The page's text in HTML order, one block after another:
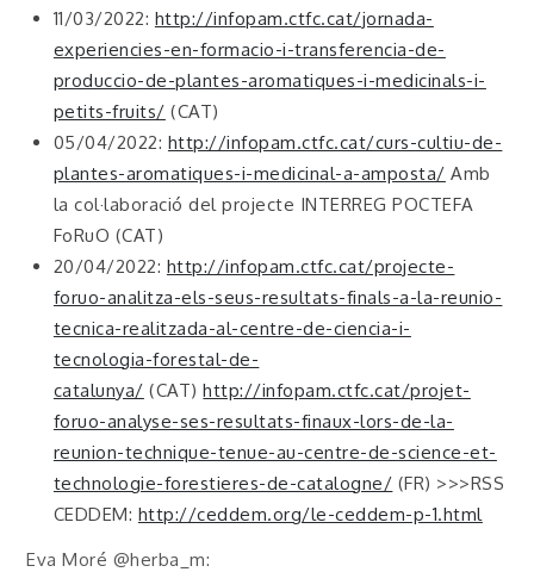
11/03/2022: http://infopam.ctfc.cat/jornada-
experiencies-en-formacio-i-transferencia-de-
produccio-de-plantes-aromatiques-i-medicinals-i-
petits-fruits/ (CAT)
05/04/2022: http://infopam.ctfc.cat/curs-cultiu-de-
plantes-aromatiques-i-medicinal-a-amposta/ Amb
la col·laboració del projecte INTERREG POCTEFA
FoRuO (CAT)
20/04/2022: http://infopam.ctfc.cat/projecte-
foruo-analitza-els-seus-resultats-finals-a-la-reunio-
tecnica-realitzada-al-centre-de-ciencia-i-
tecnologia-forestal-de-
catalunya/ (CAT)http://infopam.ctfc.cat/projet-
foruo-analyse-ses-resultats-finaux-lors-de-la-
reunion-technique-tenue-au-centre-de-science-et-
technologie-forestieres-de-catalogne/ (FR) >>>RSS
CEDDEM: http://ceddem.org/le-ceddem-p-1.html
Eva Moré @herba_m: